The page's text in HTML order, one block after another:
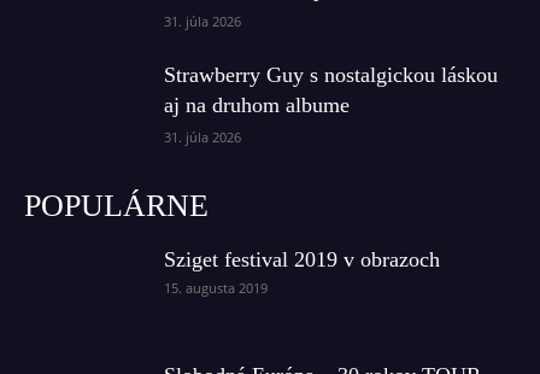
31. júla 2026
Strawberry Guy s nostalgickou láskou
aj na druhom albume
31. júla 2026
POPULÁRNE
Sziget festival 2019 v obrazoch
15. augusta 2019